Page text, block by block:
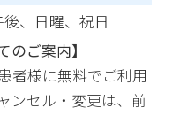
、日曜、祝日
のご案内】
者様に無料でご利用
ンセル・変更は、前